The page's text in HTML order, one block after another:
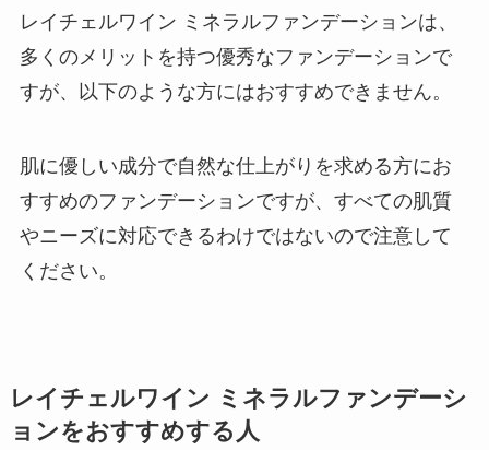
レイチェルワイン ミネラルファンデーションは、
多くのメリットを持つ優秀なファンデーションで
すが、以下のような方にはおすすめできません。
肌に優しい成分で自然な仕上がりを求める方にお
すすめのファンデーションですが、すべての肌質
やニーズに対応できるわけではないので注意して
ください。
レイチェルワイン ミネラルファンデーシ
ョンをおすすめする人